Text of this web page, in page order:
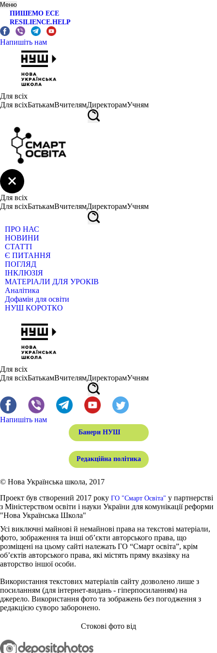
Меню
ПИШЕМО ЕСЕ
RESILIENCE.HELP
Напишіть нам
Для всіх
Для всіхБатькамВчителямДиректорамУчням
Для всіх
Для всіхБатькамВчителямДиректорамУчням
ПРО НАС
НОВИНИ
СТАТТІ
Є ПИТАННЯ
ПОГЛЯД
ІНКЛЮЗІЯ
МАТЕРІАЛИ ДЛЯ УРОКІВ
Аналітика
Дофамін для освіти
НУШ КОРОТКО
Для всіх
Для всіхБатькамВчителямДиректорамУчням
Напишіть нам
Банери НУШ
Редакційна політика
© Нова Українська школа, 2017
Проект був створений 2017 року ГО "Смарт Освіта" у партнерстві
з Міністерством освіти і науки України для комунікації реформи
"Нова Українська Школа"
Усі виключні майнові й немайнові права на текстові матеріали,
фото, зображення та інші об’єкти авторського права, що
розміщені на цьому сайті належать ГО “Смарт освіта”, крім
об’єктів авторського права, які містять пряму вказівку на
авторство іншої особи.
Використання текстових матеріалів сайту дозволено лише з
посиланням (для інтернет-видань - гіперпосиланням) на
джерело. Використання фото та зображень без погодження з
редакцією суворо заборонено.
Стокові фото від